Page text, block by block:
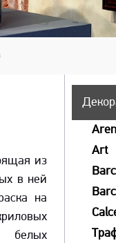
из
в ней
на
белых
Art